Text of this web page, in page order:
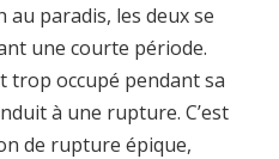
au paradis, les deux se
une courte période.
trop occupé pendant sa
à une rupture. C’est
de rupture épique,